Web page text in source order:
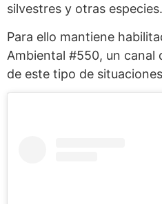
silvestres y otras especies.
Para ello mantiene
Ambiental #550, un canal
de este tipo de